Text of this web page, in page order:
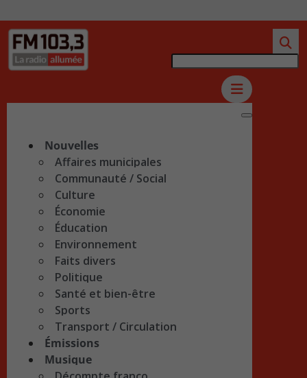
Nouvelles
Affaires municipales
Communauté / Social
Culture
Économie
Éducation
Environnement
Faits divers
Politique
Santé et bien-être
Sports
Transport / Circulation
Émissions
Musique